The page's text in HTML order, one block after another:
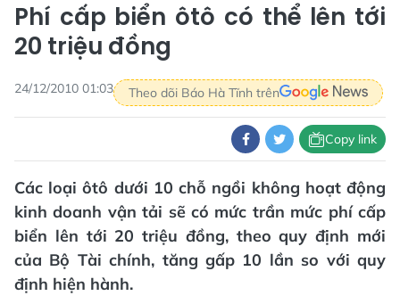
Phí cấp biển ôtô có thể lên tới
20 triệu đồng
24/12/2010 01:03 Theo dõi Báo Hà Tĩnh trên
Copy link
Các loại ôtô dưới 10 chỗ ngồi không hoạt động
kinh doanh vận tải sẽ có mức trần mức phí cấp
biển lên tới 20 triệu đồng, theo quy định mới
của Bộ Tài chính, tăng gấp 10 lần so với quy
định hiện hành.